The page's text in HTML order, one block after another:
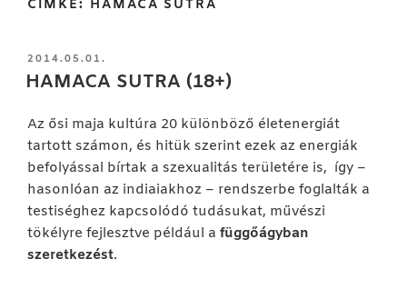
CÍMKE: HAMACA SUTRA
BEKÜLDVE:
2014.05.01.
HAMACA SUTRA (18+)
Az ősi maja kultúra 20 különböző életenergiát
tartott számon, és hitük szerint ezek az energiák
befolyással bírtak a szexualitás területére is, így –
hasonlóan az indiaiakhoz – rendszerbe foglalták a
testiséghez kapcsolódó tudásukat, művészi
tökélyre fejlesztve például a függőágyban
szeretkezést.